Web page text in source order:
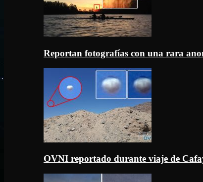
Reportan fotografías con una rara
OVNI reportado durante viaje de